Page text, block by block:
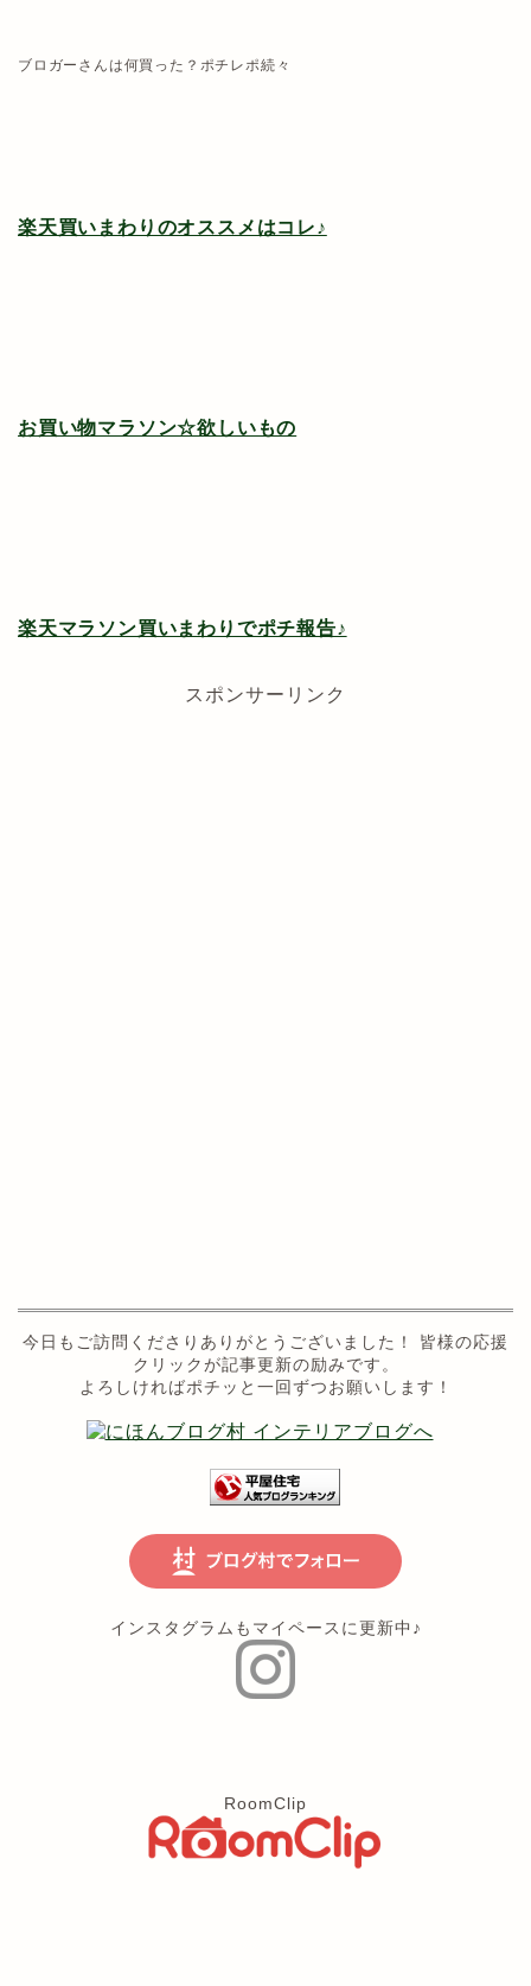
ブロガーさんは何買った？ポチレポ続々
楽天買いまわりのオススメはコレ♪
お買い物マラソン☆欲しいもの
楽天マラソン買いまわりでポチ報告♪
スポンサーリンク
今日もご訪問くださりありがとうございました！ 皆様の応援
クリックが記事更新の励みです。
よろしければポチッと一回ずつお願いします！
インスタグラムもマイペースに更新中♪
RoomClip